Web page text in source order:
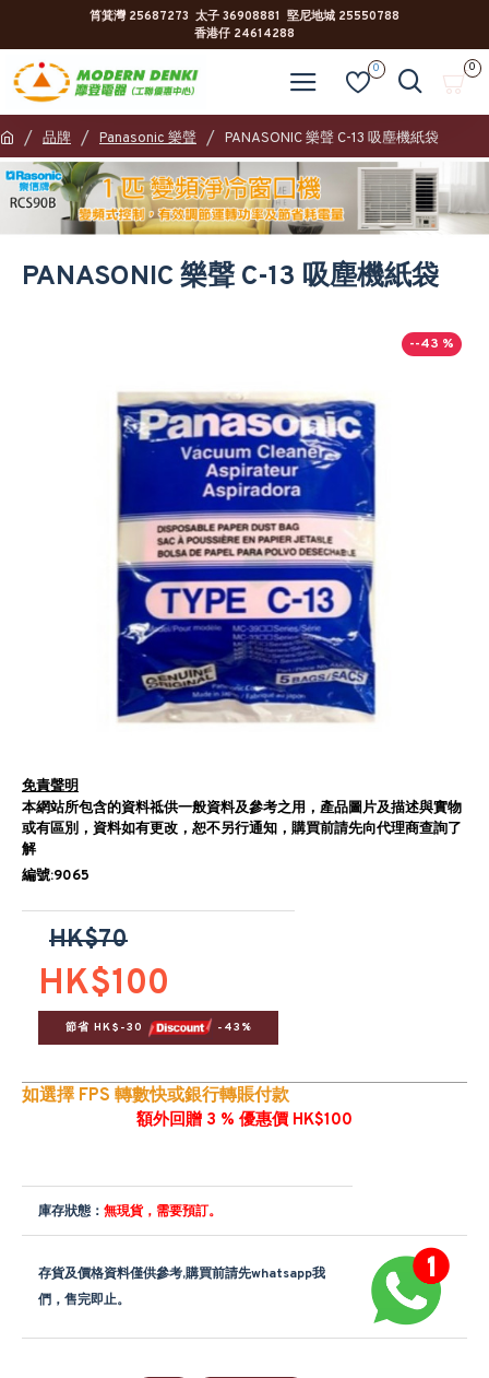
筲箕灣 25687273 太子 36908881 堅尼地城 25550788
香港仔 24614288
0 0
品牌 Panasonic 樂聲 PANASONIC 樂聲 C-13 吸塵機紙袋
PANASONIC 樂聲 C-13 吸塵機紙袋
--43 %
免責聲明
本網站所包含的資料祗供一般資料及參考之用，產品圖片及描述與實物
或有區別，資料如有更改，恕不另行通知，購買前請先向代理商查詢了
解
編號:9065
HK$100
HK$70
節省 HK$-30 -43%
如選擇 FPS 轉數快或銀行轉賬付款
額外回贈 3 % 優惠價 HK$100
庫存狀態： 無現貨，需要預訂。
存貨及價格資料僅供參考,購買前請先whatsapp我
們，售完即止。